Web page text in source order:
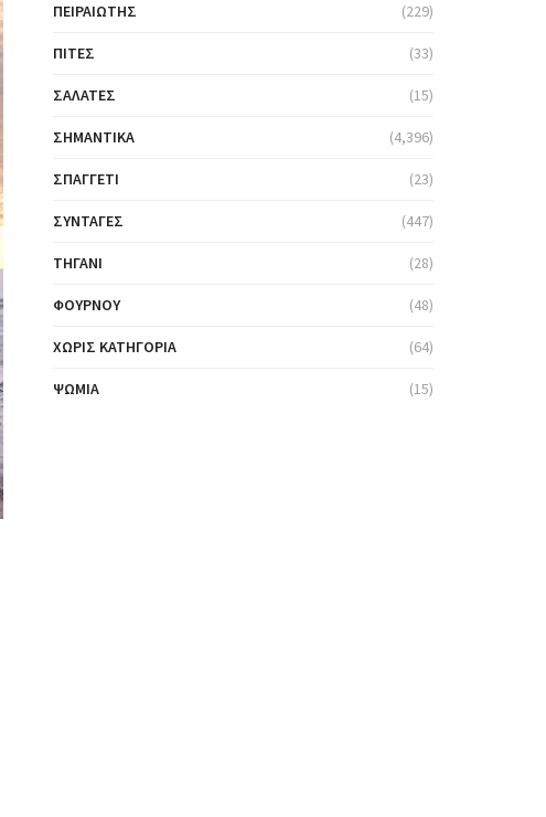
ΠΕΙΡΑΙΏΤΗΣ (229)
ΠΊΤΕΣ (33)
ΣΑΛΆΤΕΣ (15)
ΣΗΜΑΝΤΙΚΆ (4,396)
ΣΠΑΓΓΈΤΙ (23)
ΣΥΝΤΑΓΈΣ (447)
ΤΗΓΆΝΙ (28)
ΦΟΎΡΝΟΥ (48)
ΧΩΡΊΣ ΚΑΤΗΓΟΡΊΑ (64)
ΨΩΜΙΆ (15)